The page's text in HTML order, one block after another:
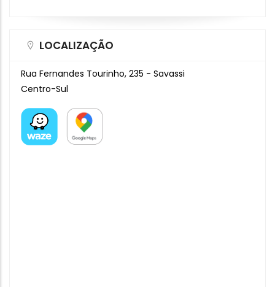
LOCALIZAÇÃO
Rua Fernandes Tourinho, 235 - Savassi
Centro-Sul